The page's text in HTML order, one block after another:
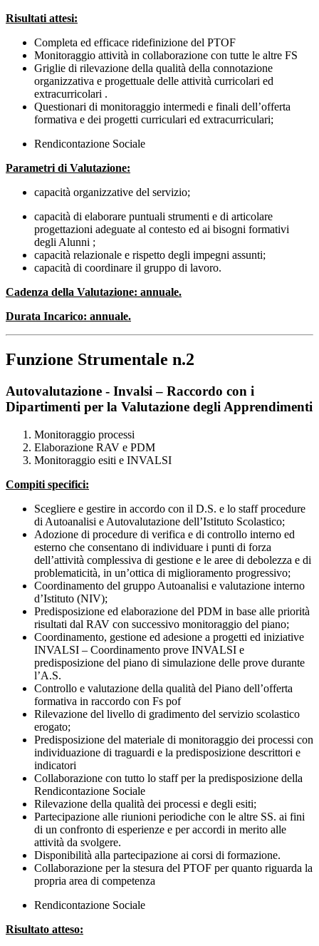
Risultati attesi:
Completa ed efficace ridefinizione del PTOF
Monitoraggio attività in collaborazione con tutte le altre FS
Griglie di rilevazione della qualità della connotazione
organizzativa e progettuale delle attività curricolari ed
extracurricolari .
Questionari di monitoraggio intermedi e finali dell’offerta
formativa e dei progetti curriculari ed extracurriculari;
Rendicontazione Sociale
Parametri di Valutazione:
capacità organizzative del servizio;
capacità di elaborare puntuali strumenti e di articolare
progettazioni adeguate al contesto ed ai bisogni formativi
degli Alunni ;
capacità relazionale e rispetto degli impegni assunti;
capacità di coordinare il gruppo di lavoro.
Cadenza della Valutazione: annuale.
Durata Incarico: annuale.
Funzione Strumentale n.2
Autovalutazione - Invalsi – Raccordo con i
Dipartimenti per la Valutazione degli Apprendimenti
Monitoraggio processi
Elaborazione RAV e PDM
Monitoraggio esiti e INVALSI
Compiti specifici:
Scegliere e gestire in accordo con il D.S. e lo staff procedure
di Autoanalisi e Autovalutazione dell’Istituto Scolastico;
Adozione di procedure di verifica e di controllo interno ed
esterno che consentano di individuare i punti di forza
dell’attività complessiva di gestione e le aree di debolezza e di
problematicità, in un’ottica di miglioramento progressivo;
Coordinamento del gruppo Autoanalisi e valutazione interno
d’Istituto (NIV);
Predisposizione ed elaborazione del PDM in base alle priorità
risultati dal RAV con successivo monitoraggio del piano;
Coordinamento, gestione ed adesione a progetti ed iniziative
INVALSI – Coordinamento prove INVALSI e
predisposizione del piano di simulazione delle prove durante
l’A.S.
Controllo e valutazione della qualità del Piano dell’offerta
formativa in raccordo con Fs pof
Rilevazione del livello di gradimento del servizio scolastico
erogato;
Predisposizione del materiale di monitoraggio dei processi con
individuazione di traguardi e la predisposizione descrittori e
indicatori
Collaborazione con tutto lo staff per la predisposizione della
Rendicontazione Sociale
Rilevazione della qualità dei processi e degli esiti;
Partecipazione alle riunioni periodiche con le altre SS. ai fini
di un confronto di esperienze e per accordi in merito alle
attività da svolgere.
Disponibilità alla partecipazione ai corsi di formazione.
Collaborazione per la stesura del PTOF per quanto riguarda la
propria area di competenza
Rendicontazione Sociale
Risultato atteso: